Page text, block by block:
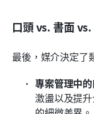
口頭 vs. 書面
最後，媒介決定了
專案管理中
激盪以及提